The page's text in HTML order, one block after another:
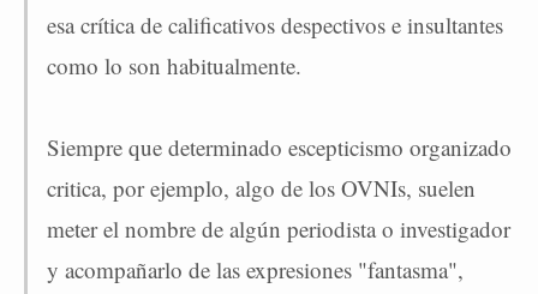
esa crítica de calificativos despectivos e insultantes
como lo son habitualmente.
Siempre que determinado escepticismo organizado
critica, por ejemplo, algo de los OVNIs, suelen
meter el nombre de algún periodista o investigador
y acompañarlo de las expresiones "fantasma",